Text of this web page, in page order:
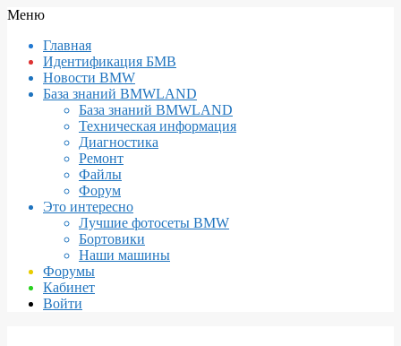
Вторичное
навигации
Меню
Главная
Идентификация БМВ
Новости BMW
База знаний BMWLAND
База знаний BMWLAND
Техническая информация
Диагностика
Ремонт
Файлы
Форум
Это интересно
Лучшие фотосеты BMW
Бортовики
Наши машины
Форумы
Кабинет
Войти